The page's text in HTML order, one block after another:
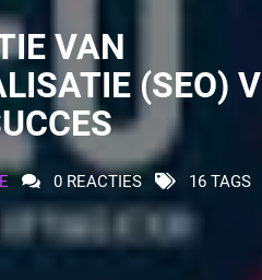
VAN
(SEO)
0 REACTIES 16 TAGS